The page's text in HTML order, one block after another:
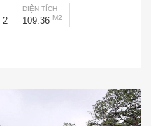
2
DIỆN TÍCH
109.36 M2